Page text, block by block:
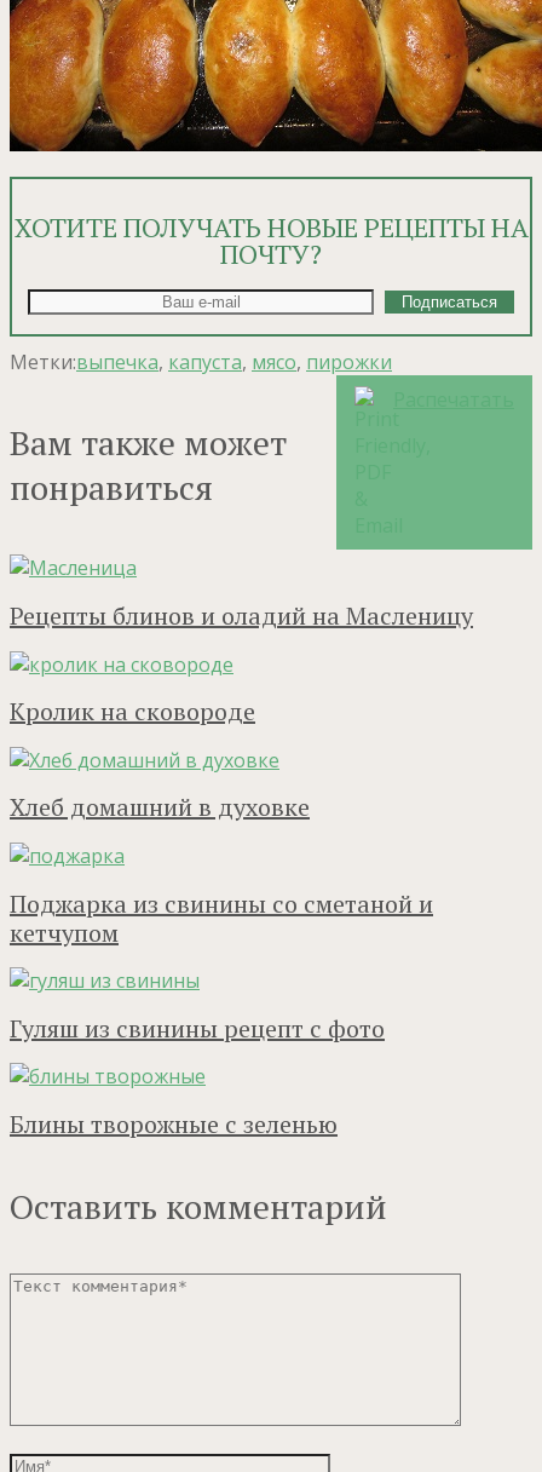
ХОТИТЕ ПОЛУЧАТЬ НОВЫЕ РЕЦЕПТЫ НА
ПОЧТУ?
Метки:выпечка, капуста, мясо, пирожки
Вам также может
понравиться
Рецепты блинов и оладий на Масленицу
Кролик на сковороде
Хлеб домашний в духовке
Поджарка из свинины со сметаной и
кетчупом
Гуляш из свинины рецепт с фото
Блины творожные с зеленью
Оставить комментарий